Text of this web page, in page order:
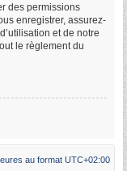
des permissions
enregistrer, assurez-
et de notre
le règlement du
au format UTC+02:00